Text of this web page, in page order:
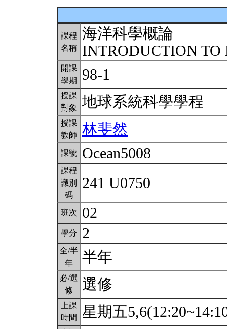
課程
名稱
海洋科學概論
INTRODUCTION
開課
學期
98-1
授課
對象
地球系統科學學程
授課
教師
林斐然
課號 Ocean5008
課程
識別
碼
241 U0750
班次 02
學分 2
全/半
年
半年
必/選
修
選修
上課
時間
星期五